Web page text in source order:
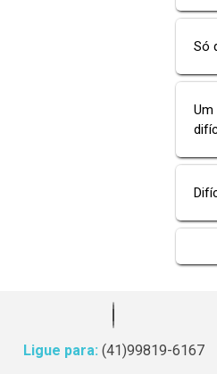
Só
Ligue para: (41)99819-6167